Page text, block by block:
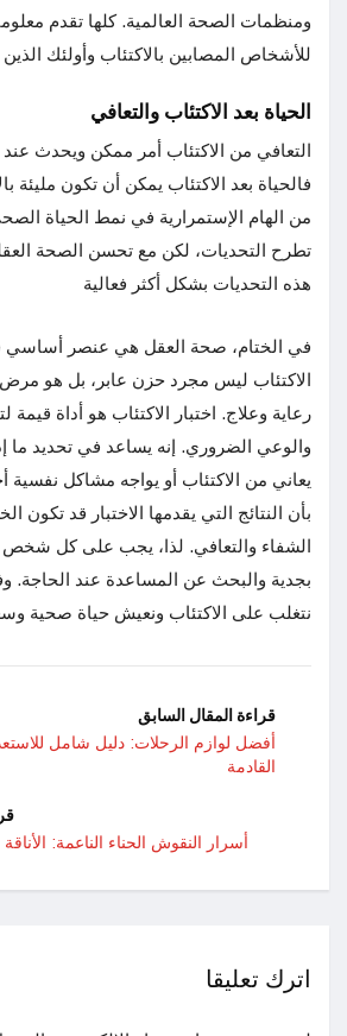
ومنظمات الصحة العالمية. كلها تقدم
للأشخاص المصابين بالاكتئاب وأولئك
الحياة بعد الاكتئاب والتعافي
التعافي من الاكتئاب أمر ممكن ويحدث عند
فالحياة بعد الاكتئاب يمكن أن تكون مليئة
من الهام الإستمرارية في نمط الحياة
تطرح التحديات، لكن مع تحسن الصحة
هذه التحديات بشكل أكثر فعالية
في الختام، صحة العقل هي عنصر أساسي
الاكتئاب ليس مجرد حزن عابر، بل هو
رعاية وعلاج. اختبار الاكتئاب هو أداة قيمة
والوعي الضروري. إنه يساعد في تحديد ما
يعاني من الاكتئاب أو يواجه مشاكل
بأن النتائج التي يقدمها الاختبار قد تكون
الشفاء والتعافي. لذا، يجب على كل شخص
بجدية والبحث عن المساعدة عند الحاجة.
نتغلب على الاكتئاب ونعيش حياة صحية
قراءة المقال السابق
أفضل لوازم الرحلات: دليل شامل
القادمة
أسرار النقوش الحناء الناعمة:
اترك تعليقا